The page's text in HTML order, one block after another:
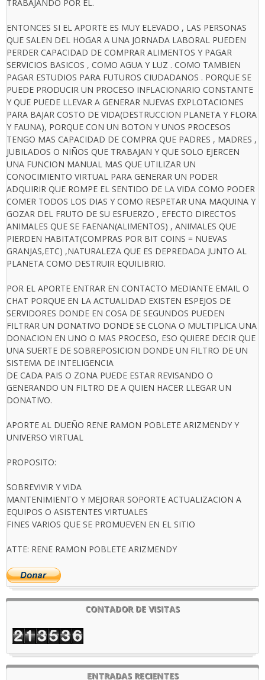
TRABAJANDO POR EL.
ENTONCES SI EL APORTE ES MUY ELEVADO , LAS PERSONAS
QUE SALEN DEL HOGAR A UNA JORNADA LABORAL PUEDEN
PERDER CAPACIDAD DE COMPRAR ALIMENTOS Y PAGAR
SERVICIOS BASICOS , COMO AGUA Y LUZ . COMO TAMBIEN
PAGAR ESTUDIOS PARA FUTUROS CIUDADANOS . PORQUE SE
PUEDE PRODUCIR UN PROCESO INFLACIONARIO CONSTANTE
Y QUE PUEDE LLEVAR A GENERAR NUEVAS EXPLOTACIONES
PARA BAJAR COSTO DE VIDA(DESTRUCCION PLANETA Y FLORA
Y FAUNA), PORQUE CON UN BOTON Y UNOS PROCESOS
TENGO MAS CAPACIDAD DE COMPRA QUE PADRES , MADRES ,
JUBILADOS O NIÑOS QUE TRABAJAN Y QUE SOLO EJERCEN
UNA FUNCION MANUAL MAS QUE UTILIZAR UN
CONOCIMIENTO VIRTUAL PARA GENERAR UN PODER
ADQUIRIR QUE ROMPE EL SENTIDO DE LA VIDA COMO PODER
COMER TODOS LOS DIAS Y COMO RESPETAR UNA MAQUINA Y
GOZAR DEL FRUTO DE SU ESFUERZO , EFECTO DIRECTOS
ANIMALES QUE SE FAENAN(ALIMENTOS) , ANIMALES QUE
PIERDEN HABITAT(COMPRAS POR BIT COINS = NUEVAS
GRANJAS,ETC) ,NATURALEZA QUE ES DEPREDADA JUNTO AL
PLANETA COMO DESTRUIR EQUILIBRIO.
POR EL APORTE ENTRAR EN CONTACTO MEDIANTE EMAIL O
CHAT PORQUE EN LA ACTUALIDAD EXISTEN ESPEJOS DE
SERVIDORES DONDE EN COSA DE SEGUNDOS PUEDEN
FILTRAR UN DONATIVO DONDE SE CLONA O MULTIPLICA UNA
DONACION EN UNO O MAS PROCESO, ESO QUIERE DECIR QUE
UNA SUERTE DE SOBREPOSICION DONDE UN FILTRO DE UN
SISTEMA DE INTELIGENCIA
DE CADA PAIS O ZONA PUEDE ESTAR REVISANDO O
GENERANDO UN FILTRO DE A QUIEN HACER LLEGAR UN
DONATIVO.
APORTE AL DUEÑO RENE RAMON POBLETE ARIZMENDY Y
UNIVERSO VIRTUAL
PROPOSITO:
SOBREVIVIR Y VIDA
MANTENIMIENTO Y MEJORAR SOPORTE ACTUALIZACION A
EQUIPOS O ASISTENTES VIRTUALES
FINES VARIOS QUE SE PROMUEVEN EN EL SITIO
ATTE: RENE RAMON POBLETE ARIZMENDY
CONTADOR DE VISITAS
ENTRADAS RECIENTES